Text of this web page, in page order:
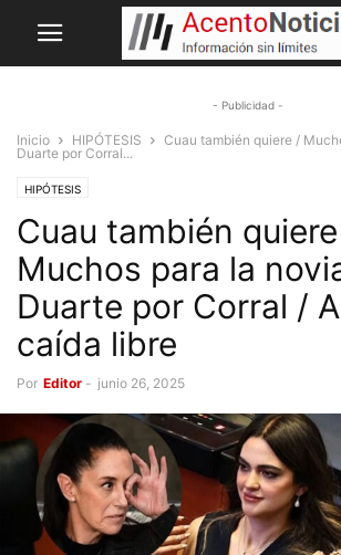
- Publicidad -
Inicio HIPÓTESIS
Cuau también quiere /
Duarte por Corral...
HIPÓTESIS
Cuau también
Muchos para la
Duarte por Corral /
caída libre
Por Editor - junio 26, 2025